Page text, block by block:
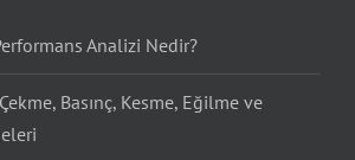
Analizi Nedir?
Basınç, Kesme, Eğilme ve